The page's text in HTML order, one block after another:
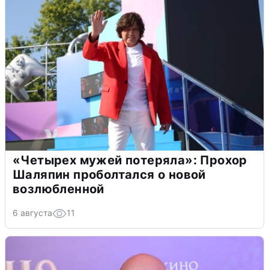
«Четырех мужей потеряла»: Прохор
Шаляпин проболтался о новой
возлюбленной
6 августа 11